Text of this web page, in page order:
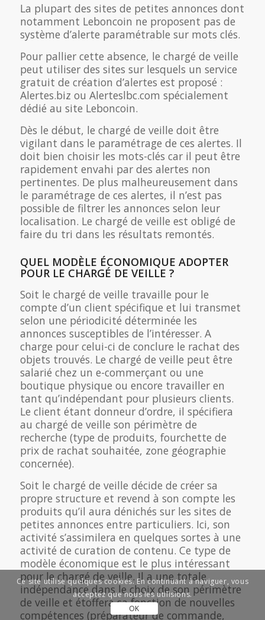
La plupart des sites de petites annonces dont
notamment Leboncoin ne proposent pas de
système d’alerte paramétrable sur mots clés.
Pour pallier cette absence, le chargé de veille
peut utiliser des sites sur lesquels un service
gratuit de création d’alertes est proposé :
Alertes.biz ou Alerteslbc.com spécialement
dédié au site Leboncoin.
Dès le début, le chargé de veille doit être
vigilant dans le paramétrage de ces alertes. Il
doit bien choisir les mots-clés car il peut être
rapidement envahi par des alertes non
pertinentes. De plus malheureusement dans
le paramétrage de ces alertes, il n’est pas
possible de filtrer les annonces selon leur
localisation. Le chargé de veille est obligé de
faire du tri dans les résultats remontés.
QUEL MODÈLE ÉCONOMIQUE ADOPTER
POUR LE CHARGÉ DE VEILLE ?
Soit le chargé de veille travaille pour le
compte d’un client spécifique et lui transmet
selon une périodicité déterminée les
annonces susceptibles de l’intéresser. A
charge pour celui-ci de conclure le rachat des
objets trouvés. Le chargé de veille peut être
salarié chez un e-commerçant ou une
boutique physique ou encore travailler en
tant qu’indépendant pour plusieurs clients.
Le client étant donneur d’ordre, il spécifiera
au chargé de veille son périmètre de
recherche (type de produits, fourchette de
prix de rachat souhaitée, zone géographie
concernée).
Soit le chargé de veille décide de créer sa
propre structure et revend à son compte les
produits qu’il aura dénichés sur les sites de
petites annonces entre particuliers. Ici, son
activité s’assimilera en quelques sortes à une
activité de curation de contenu. Ce type de
modèle économique est le plus intéressant
pour le chargé de veille. Il a une totale
indépendance dans le choix de son périmètre
de veille et étoffera sa fonction de nouvelles
compétences (préparateur de commande,
Ce site utilise quelques cookies. En continuant à naviguer, vous
acceptez que nous les utilisions.
OK